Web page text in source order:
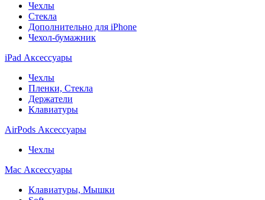
Чехлы
Стекла
Дополнительно для iPhone
Чехол-бумажник
iPad Аксессуары
Чехлы
Пленки, Стекла
Держатели
Клавиатуры
AirPods Аксессуары
Чехлы
Mac Аксессуары
Клавиатуры, Мышки